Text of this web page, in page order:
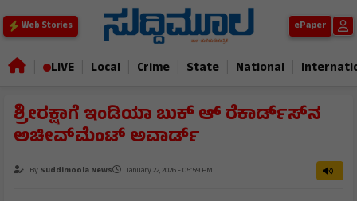
Web Stories ePaper
LIVE Local Crime State National
ಶ್ರೀರಕ್ಷಾಗೆ ಇಂಡಿಯಾ ಬುಕ್ ಆ್ ರೆಕಾರ್ಡ್‌ಸ್‌‌ನ
ಅಚೀವ್‌ಮೆಂಟ್ ಅವಾರ್ಡ್
BySuddimoola News January 22, 2026 - 05:59 PM